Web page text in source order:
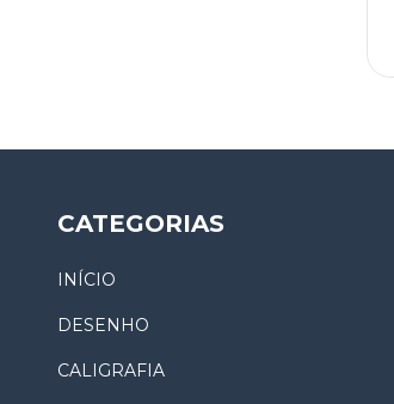
CATEGORIAS
INÍCIO
DESENHO
CALIGRAFIA